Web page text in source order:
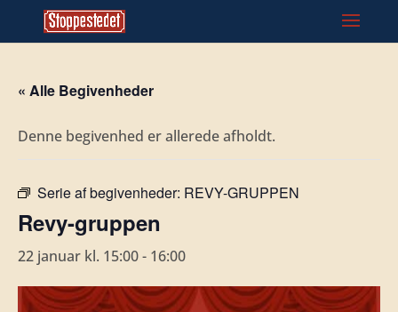
« Alle Begivenheder
Denne begivenhed er allerede afholdt.
Serie af begivenheder: REVY-GRUPPEN
Revy-gruppen
22 januar kl. 15:00- 16:00